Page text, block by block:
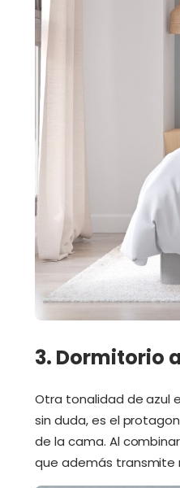
3. Dormitorio
Otra tonalidad de azul
sin duda, es el
de la cama. Al
que además transmite